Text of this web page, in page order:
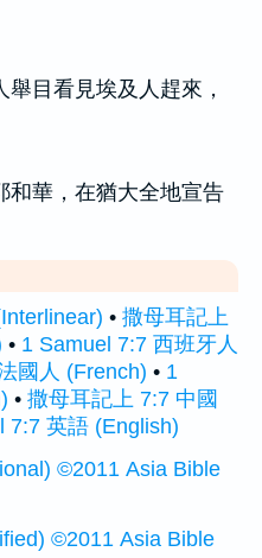
目看見埃及人趕來，
和華，在猶大全地宣告
• 撒母耳記上
• 1 Samuel 7:7 西班牙人
國人 (French) • 1
• 撒母耳記上 7:7 中國
7:7 英語 (English)
©2011 Asia Bible
©2011 Asia Bible